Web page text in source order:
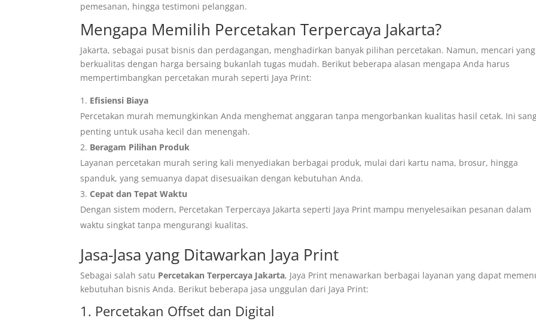
pemesanan, hingga testimoni pelanggan.
Mengapa Memilih Percetakan Terpercaya Jakarta?
Jakarta, sebagai pusat bisnis dan perdagangan, menghadirkan banyak pilihan percetakan. Namun, mencari yang
berkualitas dengan harga bersaing bukanlah tugas mudah. Berikut beberapa alasan mengapa Anda harus
mempertimbangkan percetakan murah seperti Jaya Print:
Efisiensi Biaya
Percetakan murah memungkinkan Anda menghemat anggaran tanpa mengorbankan kualitas hasil cetak. Ini
penting untuk usaha kecil dan menengah.
Beragam Pilihan Produk
Layanan percetakan murah sering kali menyediakan berbagai produk, mulai dari kartu nama, brosur, hingga
spanduk, yang semuanya dapat disesuaikan dengan kebutuhan Anda.
Cepat dan Tepat Waktu
Dengan sistem modern, Percetakan Terpercaya Jakarta seperti Jaya Print mampu menyelesaikan pesanan dalam
waktu singkat tanpa mengurangi kualitas.
Jasa-Jasa yang Ditawarkan Jaya Print
Sebagai salah satu Percetakan Terpercaya Jakarta, Jaya Print menawarkan berbagai layanan yang dapat
kebutuhan bisnis Anda. Berikut beberapa jasa unggulan dari Jaya Print:
1. Percetakan Offset dan Digital